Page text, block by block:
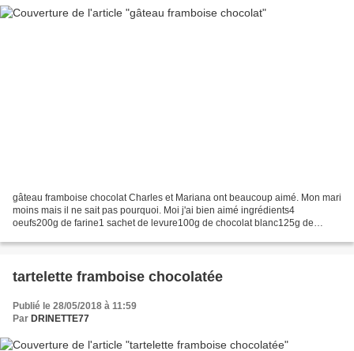
gâteau framboise chocolat Charles et Mariana ont beaucoup aimé. Mon mari
moins mais il ne sait pas pourquoi. Moi j'ai bien aimé ingrédients4
oeufs200g de farine1 sachet de levure100g de chocolat blanc125g de
tartelette framboise chocolatée
Publié le 28/05/2018 à 11:59
Par DRINETTE77